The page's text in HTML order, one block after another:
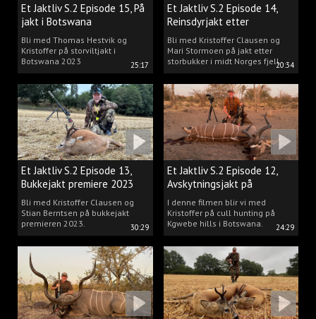
25:17
Et Jaktliv S.2 Episode 15, På
jakt i Botswana
Bli med Thomas Hestvik og
Kristoffer på storviltjakt i
Botswana 2023
20:34
Et Jaktliv S.2 Episode 14,
Reinsdyrjakt etter
storbukker.
Bli med Kristoffer Clausen og
Mari Stormoen på jakt etter
storbukker i midt Norges fjell.
30:29
Et Jaktliv S.2 Episode 13,
Bukkejakt premiere 2023
Bli med Kristoffer Clausen og
Stian Berntsen på bukkejakt
premieren 2023.
24:29
Et Jaktliv S.2 Episode 12,
Avskytningsjakt på
antiloper i Botswana
I denne filmen blir vi med
Kristoffer på cull hunting på
Kgwebe hills i Botswana.